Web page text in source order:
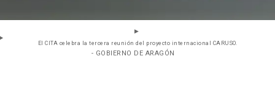
El CITA celebra la tercera reunión del proyecto internacional CARUSO.
- GOBIERNO DE ARAGÓN